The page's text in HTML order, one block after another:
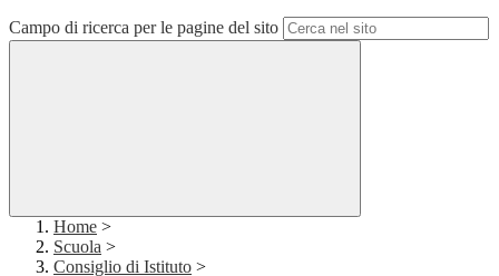
Campo di ricerca per le pagine del sito
Home >
Scuola >
Consiglio di Istituto >